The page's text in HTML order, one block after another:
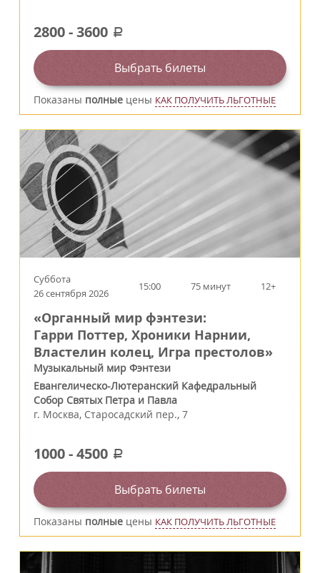
2800-3600 a
Выбрать билеты
Показаны полные цены КАК ПОЛУЧИТЬ ЛЬГОТНЫЕ
Суббота
26 сентября 2026
15:00 75 минут 12+
«Органный мир фэнтези:
Гарри Поттер, Хроники Нарнии,
Властелин колец, Игра престолов»
Музыкальный мир Фэнтези
Евангелическо-Лютеранский Кафедральный
Собор Святых Петра и Павла
г. Москва, Старосадский пер., 7
1000-4500 a
Выбрать билеты
Показаны полные цены КАК ПОЛУЧИТЬ ЛЬГОТНЫЕ